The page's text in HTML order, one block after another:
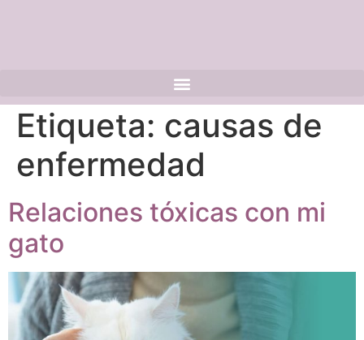
Etiqueta: causas de
enfermedad
Relaciones tóxicas con mi
gato